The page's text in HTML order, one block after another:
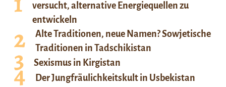
versucht, alternative Energiequellen zu
entwickeln
Alte Traditionen, neue Namen? Sowjetische
Traditionen in Tadschikistan
Sexismus in Kirgistan
Der Jungfräulichkeitskult in Usbekistan